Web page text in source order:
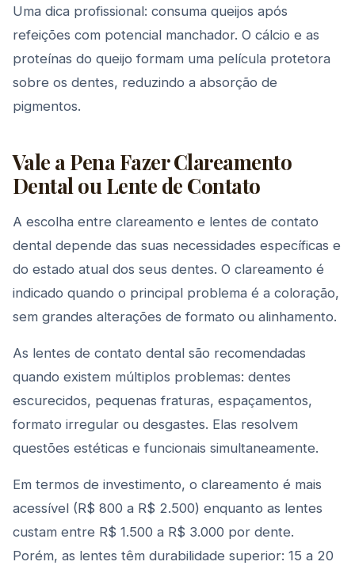
Uma dica profissional: consuma queijos após
refeições com potencial manchador. O cálcio e as
proteínas do queijo formam uma película protetora
sobre os dentes, reduzindo a absorção de
pigmentos.
Vale a Pena Fazer Clareamento
Dental ou Lente de Contato
A escolha entre clareamento e lentes de contato
dental depende das suas necessidades específicas e
do estado atual dos seus dentes. O clareamento é
indicado quando o principal problema é a coloração,
sem grandes alterações de formato ou alinhamento.
As lentes de contato dental são recomendadas
quando existem múltiplos problemas: dentes
escurecidos, pequenas fraturas, espaçamentos,
formato irregular ou desgastes. Elas resolvem
questões estéticas e funcionais simultaneamente.
Em termos de investimento, o clareamento é mais
acessível (R$ 800 a R$ 2.500) enquanto as lentes
custam entre R$ 1.500 a R$ 3.000 por dente.
Porém, as lentes têm durabilidade superior: 15 a 20